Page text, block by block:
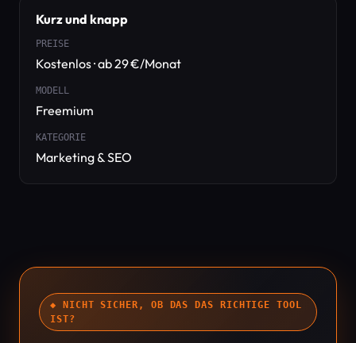
Kurz und knapp
PREISE
Kostenlos · ab 29 €/Monat
MODELL
Freemium
KATEGORIE
Marketing & SEO
◆ NICHT SICHER, OB DAS DAS RICHTIGE TOOL
IST?